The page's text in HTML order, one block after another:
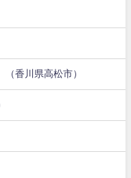
香川県高松市）